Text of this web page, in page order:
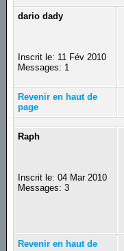
dario dady
Inscrit le: 11 Fév 2010
Messages: 1
Revenir en haut de
page
Raph
Inscrit le: 04 Mar 2010
Messages: 3
Revenir en haut de